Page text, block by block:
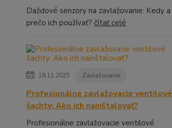
Dažďové senzory na zavlažovanie: Kedy a
prečo ich používať? čítať celé
18.11.2025 Zavlažovanie
Profesionálne zavlažovacie ventilové
šachty: Ako ich nainštalovať?
Profesionálne zavlažovacie ventilové